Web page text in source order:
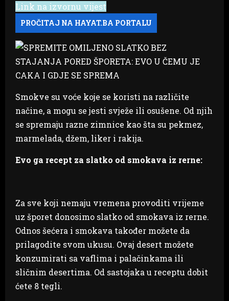
Link na izvornu vijest
Smokve su voće koje se koristi na različite
načine, a mogu se jesti svježe ili osušene. Od njih
se spremaju razne zimnice kao šta su pekmez,
marmelada, džem, liker i rakija.
Evo ga recept za slatko od smokava iz rerne:
Za sve koji nemaju vremena provoditi vrijeme
uz šporet donosimo slatko od smokava iz rerne.
Odnos šećera i smokava također možete da
prilagodite svom ukusu. Ovaj desert možete
konzumirati sa vaflima i palačinkama ili
sličnim desertima. Od sastojaka u receptu dobit
ćete 8 tegli.